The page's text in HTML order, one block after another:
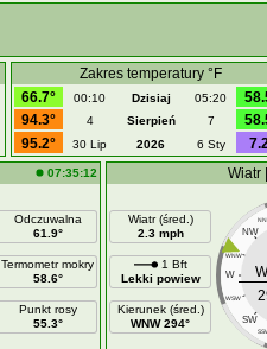
Zakres temperatury °F
66.7°
00:10 Dzisiaj 05:20
94.3°
4 Sierpień 7
95.2°
30 Lip 2026 6 Sty
07:35:12
Odczuwalna
61.9°
Termometr mokry
58.6°
Punkt rosy
55.3°
Wiatr
Wiatr (śred.)
2.3 mph
1 Bft
Lekki powiew
Kierunek (śred.)
WNW 294°
NW
WNW
W
WSW
SW